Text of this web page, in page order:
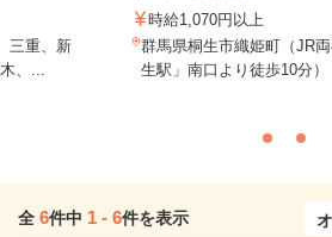
三重、新
、...
時給1,070円以上
群馬県桐生市織姫町（JR
生駅」南口より徒歩10分）
全 6件中 1 - 6件を表示